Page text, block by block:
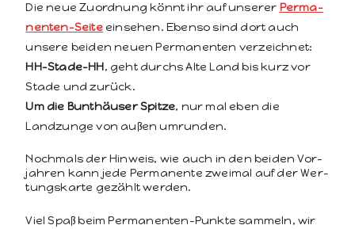
Die neue Zuord­nung kön­nt ihr auf unser­er Per­ma­
nen­ten-Seiteein­se­hen. Eben­so sind dort auch
unsere bei­den neuen Per­ma­nen­ten verzeichnet:
HH-Stade-HH, geht durchs Alte Land bis kurz vor
Stade und zurück.
Um die Bun­thäuser Spitze, nur mal eben die
Landzunge von außen umrunden.
Nochmals der Hin­weis, wie auch in den bei­den Vor­
jahren kann jede Per­ma­nente zweimal auf der Wer­
tungskarte gezählt werden.
Viel Spaß beim Per­ma­nen­ten-Punk­te sam­meln, wir